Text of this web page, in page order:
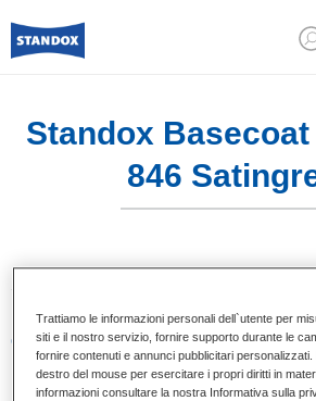
Standox
846
Caratteristiche del prodotto
Eccezionale punto tinta.
Colori pastello, metallizzati e perlati.
Trattiamo le informazioni personali dell`utente per
siti e il nostro servizio, fornire supporto durante le
fornire contenuti e annunci pubblicitari
destro del mouse per esercitare i propri diritti in
informazioni consultare la nostra Informativa sulla